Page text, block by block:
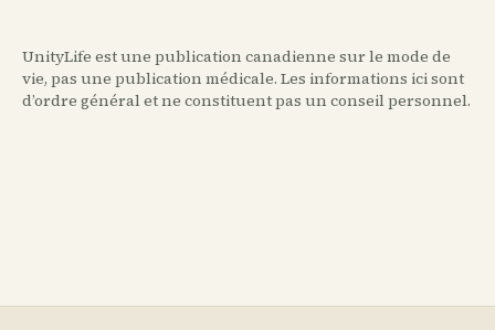
UnityLife est une publication canadienne sur le mode de
vie, pas une publication médicale. Les informations ici sont
d’ordre général et ne constituent pas un conseil personnel.